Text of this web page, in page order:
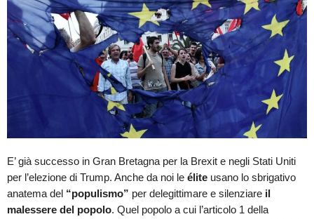
E’ già successo in Gran Bretagna per la Brexit e negli Stati Uniti
per l’elezione di Trump. Anche da noi le élite usano lo sbrigativo
anatema del “populismo” per delegittimare e silenziare il
malessere del popolo. Quel popolo a cui l’articolo 1 della